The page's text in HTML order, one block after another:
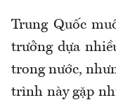
Trung Quốc
trưởng dựa
trong nước,
trình này gặp